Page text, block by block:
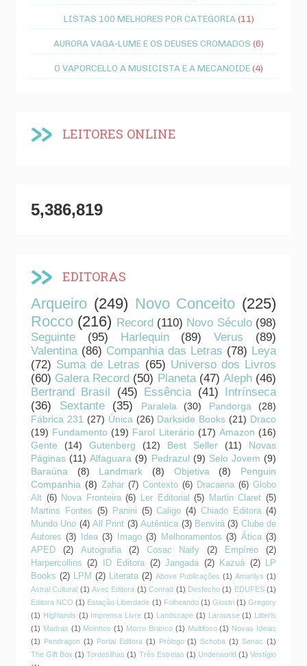
LISTAS 100 MELHORES POR CATEGORIA (11)
AURORA VAGA-LUME E OS DEUSES CROMADOS (6)
O VAPORCELLO A MUSICISTA E A MECANOIDE(4)
LEITORES ONLINE
5,386,819
EDITORAS
Arqueiro (249) Novo Conceito (225)
Rocco (216) Record (110) Novo Século (98)
Seguinte
(95) Harlequin (89) Verus
(89)
Valentina (86) Companhia das Letras (78) Leya
(72) Suma de Letras (65) Universo dos Livros
(60) Galera Record (50) Planeta (47) Aleph (46)
Bertrand Brasil
(45) Essência (41) Intrínseca
(36)
Sextante (35) Paralela (30) Pandorga
(28)
Fábrica 231 (27) Única (26) Darkside Books (21) Draco
(19) Fundamento (19) Farol Literário (17) Amazon (16)
Gente
(14) Gutenberg (12) Best Seller (11)
Novas
Páginas (11) Alfaguara (9) Pedrazul (9) Selo Jovem (9)
Baraúna
(8) Landmark (8) Objetiva (8)
Penguin
Companhia (8) Zahar (7) Contexto (6) Dracaena (6) Globo
Alt (6) Nova Fronteira (6) Ler Editorial (5) Martin Claret (5)
Martins Fontes (5) Panini (5) Caligo (4) Chiado Editora (4)
Mundo Uno (4) All Print (3) Autêntica (3) Benvirá (3) Clube de
Autores (3) Idea (3) Imago (3) Melhoramentos (3) Ática (3)
APED
(2) Autografia (2) Cosac Naify (2) Empíreo
(2)
Harpercollins
(2) ID Editora (2) Jangada (2) Kazuá (2)
LP
Books (2) LPM (2) Literata (2) Above Publicações (1) Amarilys (1)
Astral Cultural (1) Avec Editora (1) Conrad (1) Desfecho (1) EDUFES (1)
Editora NCO (1) Estação Liberdade (1) Folheando (1) Giostri (1) Gregory
(1) Highlands (1) Imprensa Livre (1) Landscape (1) Larousse (1) Litteris
(1) Madras (1) Moinhos (1) Morro Branco (1) Multifoco (1) Novas Ideias
(1) Pendragon (1) Portal Editora (1) Prólogo (1) Schoba (1) Senac (1)
The Gift Box (1) Tordesilhas (1) Três Estrelas (1) Underworld (1) Vestígio